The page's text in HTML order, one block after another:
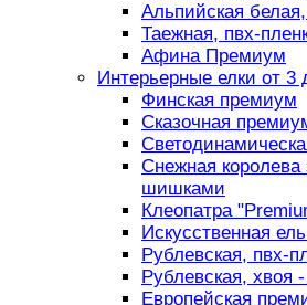
Альпийская
Таежная, пвх-
Афина Премиум
Интерьерные елки от 3
Финская премиум
Сказочная
Снежная королева
шишками
Клеопатра
Искусственная
Рублевская, пвх-
Рублевская, хвоя
Европейская